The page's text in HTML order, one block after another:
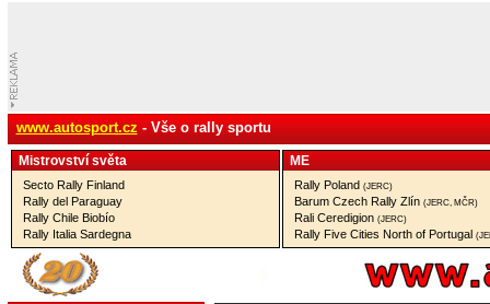
www.autosport.cz - Vše o rally sportu
Mistrovství­ světa
Secto Rally Finland
Rally del Paraguay
Rally Chile Biobío
Rally Italia Sardegna
ME
Rally Poland (JERC)
Barum Czech Rally Zlín (JERC, MČR)
Rali Ceredigion (JERC)
Rally Five Cities North of Portugal